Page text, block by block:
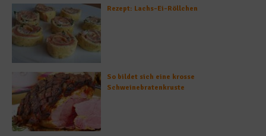
Rezept: Lachs-Ei-Röllchen
So bildet sich eine krosse
Schweinebratenkruste